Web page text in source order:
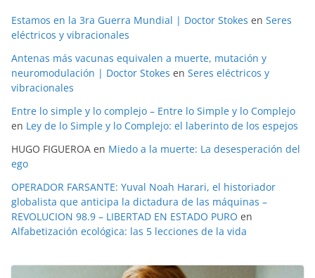
Estamos en la 3ra Guerra Mundial | Doctor Stokes en Seres
eléctricos y vibracionales
Antenas más vacunas equivalen a muerte, mutación y
neuromodulación | Doctor Stokes en Seres eléctricos y
vibracionales
Entre lo simple y lo complejo – Entre lo Simple y lo Complejo
en Ley de lo Simple y lo Complejo: el laberinto de los espejos
HUGO FIGUEROA en Miedo a la muerte: La desesperación del
ego
OPERADOR FARSANTE: Yuval Noah Harari, el historiador
globalista que anticipa la dictadura de las máquinas –
REVOLUCION 98.9 – LIBERTAD EN ESTADO PURO en
Alfabetización ecológica: las 5 lecciones de la vida